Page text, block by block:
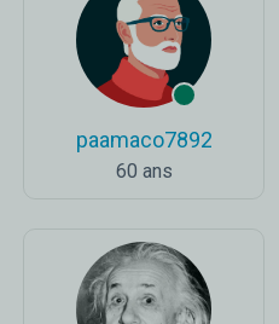
paamaco7892
60 ans